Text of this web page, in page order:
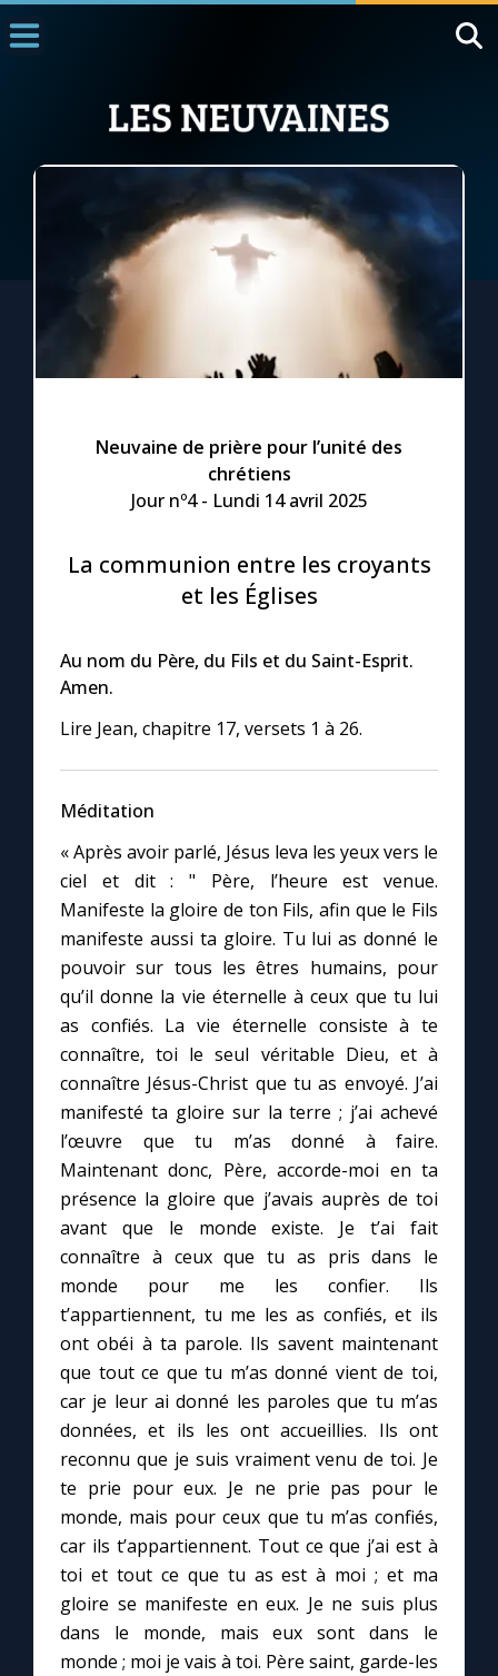
1000 Raisons de Croire
L'actualité de la semaine
La chaîne Youtube
La vidéo de la semaine
Le compte Tiktok
Le site internet
Questions-réponses
Prier au quotidien
Avec Thérèse de Lisieux
L'Évangile chaque jour
Les premiers samedis du mois
Marie qui défait les nœuds
Me consacrer à Jésus par Marie
Mes intentions de prière
Une Minute avec Marie
Une neuvaine
À la une
1000 Raisons de Croire
Chapelet pour le monde
Contact
Faire un don
Neuvaine de prière pour l’unité des
chrétiens
Jour nº4 - Lundi 14 avril 2025
La communion entre les croyants
et les Églises
Au nom du Père, du Fils et du Saint-Esprit.
Amen.
Lire Jean, chapitre 17, versets 1 à 26.
Méditation
« Après avoir parlé, Jésus leva les yeux vers le
ciel et dit : " Père, l’heure est venue.
Manifeste la gloire de ton Fils, afin que le Fils
manifeste aussi ta gloire. Tu lui as donné le
pouvoir sur tous les êtres humains, pour
qu’il donne la vie éternelle à ceux que tu lui
as confiés. La vie éternelle consiste à te
connaître, toi le seul véritable Dieu, et à
connaître Jésus-Christ que tu as envoyé. J’ai
manifesté ta gloire sur la terre ; j’ai achevé
l’œuvre que tu m’as donné à faire.
Maintenant donc, Père, accorde-moi en ta
présence la gloire que j’avais auprès de toi
avant que le monde existe. Je t’ai fait
connaître à ceux que tu as pris dans le
monde pour me les confier. Ils
t’appartiennent, tu me les as confiés, et ils
ont obéi à ta parole. Ils savent maintenant
que tout ce que tu m’as donné vient de toi,
car je leur ai donné les paroles que tu m’as
données, et ils les ont accueillies. Ils ont
reconnu que je suis vraiment venu de toi. Je
te prie pour eux. Je ne prie pas pour le
monde, mais pour ceux que tu m’as confiés,
car ils t’appartiennent. Tout ce que j’ai est à
toi et tout ce que tu as est à moi ; et ma
gloire se manifeste en eux. Je ne suis plus
dans le monde, mais eux sont dans le
monde ; moi je vais à toi. Père saint, garde-les